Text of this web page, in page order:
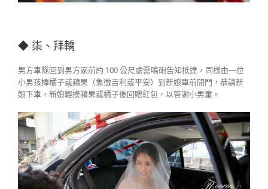
◆ 柒、拜轎
男方車隊回到男方家前約 100 公尺處需鳴砲告知抵達，同樣由一位
小男孩捧橘子或蘋果（象徵吉利或平安）到新娘車前開門，恭請新
娘下車，新娘輕摸蘋果或橘子後回贈紅包，以答謝小男童。